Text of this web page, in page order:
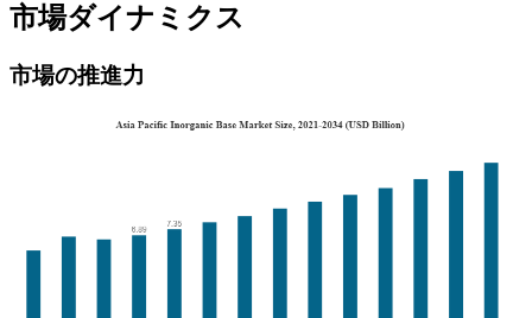
市場ダイナミクス
市場の推進力